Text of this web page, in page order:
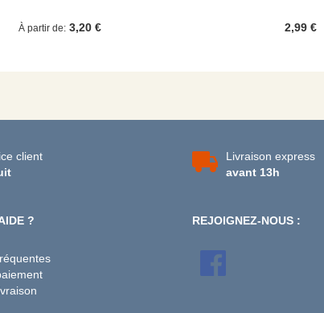
À partir de 3,20 € 2,99 €
client
Livraison express
avant 13h
? REJOIGNEZ-NOUS :